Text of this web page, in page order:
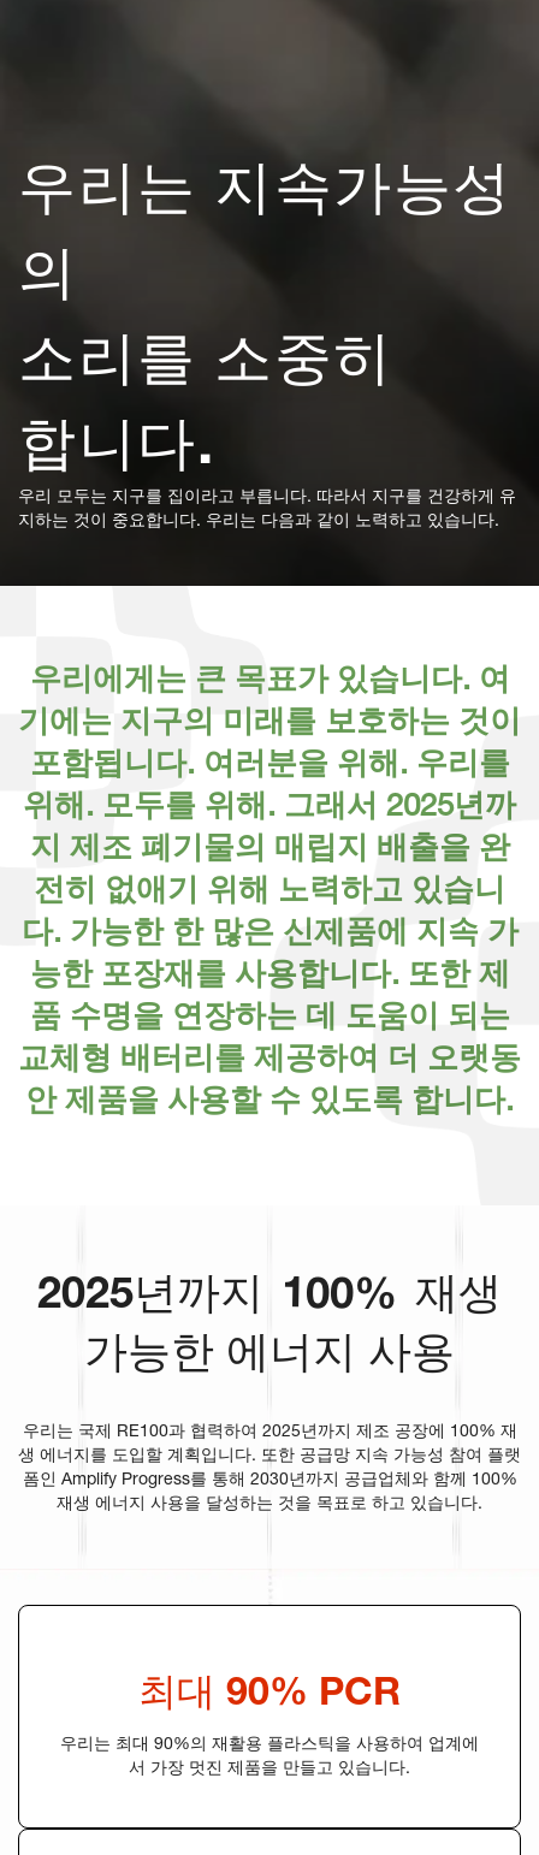
우리는 지속가능성
의
소리를 소중히
합니다.
우리 모두는 지구를 집이라고 부릅니다. 따라서 지구를 건강하게 유
지하는 것이 중요합니다. 우리는 다음과 같이 노력하고 있습니다.
우리에게는 큰 목표가 있습니다. 여
기에는 지구의 미래를 보호하는 것이
포함됩니다. 여러분을 위해. 우리를
위해. 모두를 위해. 그래서 2025년까
지 제조 폐기물의 매립지 배출을 완
전히 없애기 위해 노력하고 있습니
다. 가능한 한 많은 신제품에 지속 가
능한 포장재를 사용합니다. 또한 제
품 수명을 연장하는 데 도움이 되는
교체형 배터리를 제공하여 더 오랫동
안 제품을 사용할 수 있도록 합니다.
우리는 국제 RE100과 협력하여 2025년까지 제조 공장에 100% 재
생 에너지를 도입할 계획입니다. 또한 공급망 지속 가능성 참여 플랫
폼인 Amplify Progress를 통해 2030년까지 공급업체와 함께 100%
재생 에너지 사용을 달성하는 것을 목표로 하고 있습니다.
2025년까지 100% 재생
가능한 에너지 사용
최대 90% PCR
우리는 최대 90%의 재활용 플라스틱을 사용하여 업계에
서 가장 멋진 제품을 만들고 있습니다.